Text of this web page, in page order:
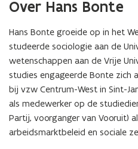
n
a
n
s
B
o
n
t
o
a
0
2
4
2
0
2
9
.
a
0
2
4
2
0
2
9
.
o
a
2
0
2
4
-
0
2
o
a
2
0
2
4
-
0
2
d
n
o
a
2
0
2
4
-
d
n
o
a
2
0
2
4
-
e
d
s
n
o
t
2
0
2
e
d
s
n
o
t
a
2
0
2
Over Hans Bonte
Hans Bonte groeide op in het
studeerde sociologie aan de
wetenschappen aan de Vrije
studies engageerde Bonte zich
bij vzw Centrum-West in Sint-
als medewerker op de
Partij, voorganger van Vooruit)
arbeidsmarktbeleid en sociale